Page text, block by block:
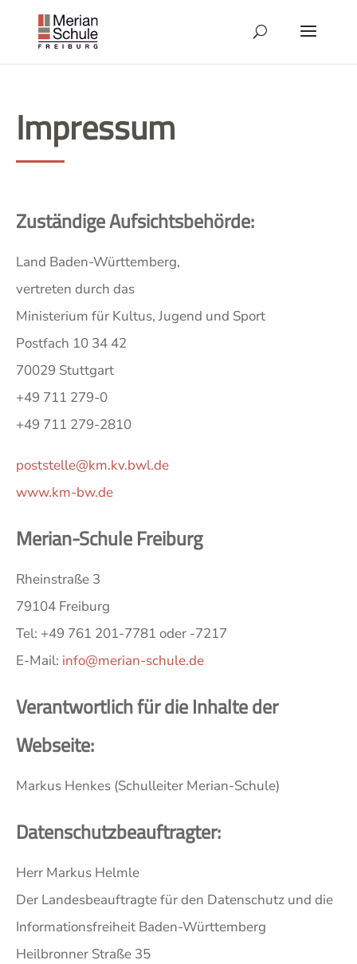
Impressum
Zuständige Aufsichtsbehörde:
Land Baden-Württemberg,
vertreten durch das
Ministerium für Kultus, Jugend und Sport
Postfach 10 34 42
70029 Stuttgart
+49 711 279-0
+49 711 279-2810
poststelle@km.kv.bwl.de
www.km-bw.de
Merian-Schule Freiburg
Rheinstraße 3
79104 Freiburg
Tel: +49 761 201-7781 oder -7217
E-Mail: info@merian-schule.de
Verantwortlich für die Inhalte der
Webseite:
Markus Henkes (Schulleiter Merian-Schule)
Datenschutzbeauftragter:
Herr Markus Helmle
Der Landesbeauftragte für den Datenschutz und die
Informationsfreiheit Baden-Württemberg
Heilbronner Straße 35